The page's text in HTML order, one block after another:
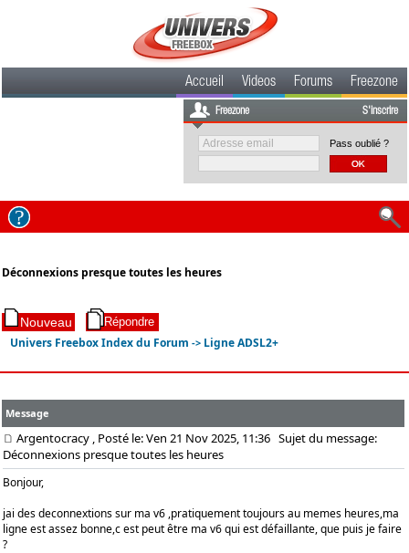
Accueil Videos Forums Freezone
Freezone S'inscrire
Pass oublié ?
Déconnexions presque toutes les heures
Univers Freebox Index du Forum -> Ligne ADSL2+
Message
Argentocracy , Posté le: Ven 21 Nov 2025, 11:36 Sujet du message:
Déconnexions presque toutes les heures
Bonjour,
jai des deconnextions sur ma v6 ,pratiquement toujours au memes heures,ma
ligne est assez bonne,c est peut être ma v6 qui est défaillante, que puis je faire
?